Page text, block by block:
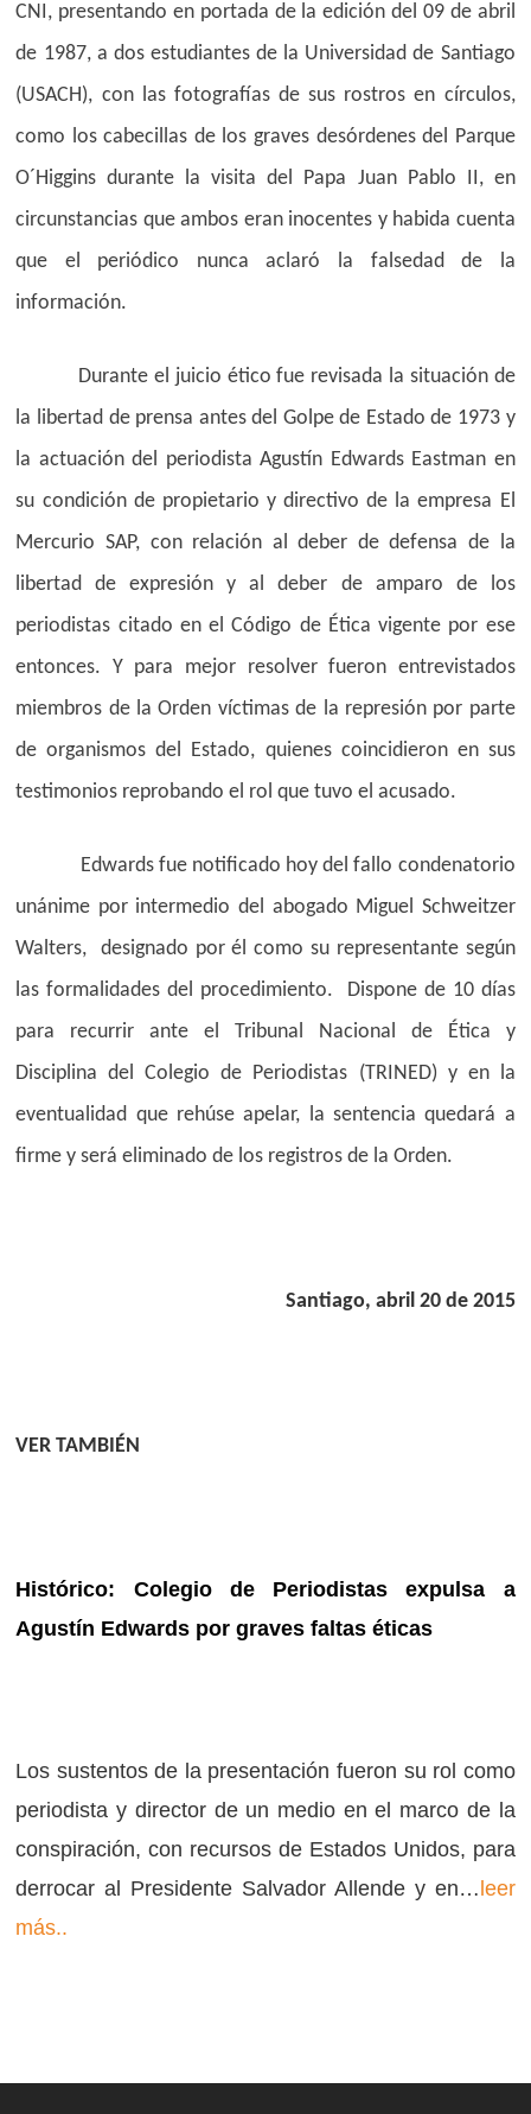
CNI, presentando en portada de la edición del 09 de abril
de 1987, a dos estudiantes de la Universidad de Santiago
(USACH), con las fotografías de sus rostros en círculos,
como los cabecillas de los graves desórdenes del Parque
O´Higgins durante la visita del Papa Juan Pablo II, en
circunstancias que ambos eran inocentes y habida cuenta
que el periódico nunca aclaró la falsedad de la
información.
Durante el juicio ético fue revisada la situación de
la libertad de prensa antes del Golpe de Estado de 1973 y
la actuación del periodista Agustín Edwards Eastman en
su condición de propietario y directivo de la empresa El
Mercurio SAP, con relación al deber de defensa de la
libertad de expresión y al deber de amparo de los
periodistas citado en el Código de Ética vigente por ese
entonces. Y para mejor resolver fueron entrevistados
miembros de la Orden víctimas de la represión por parte
de organismos del Estado, quienes coincidieron en sus
testimonios reprobando el rol que tuvo el acusado.
Edwards fue notificado hoy del fallo condenatorio
unánime por intermedio del abogado Miguel Schweitzer
Walters, designado por él como su representante según
las formalidades del procedimiento. Dispone de 10 días
para recurrir ante el Tribunal Nacional de Ética y
Disciplina del Colegio de Periodistas (TRINED) y en la
eventualidad que rehúse apelar, la sentencia quedará a
firme y será eliminado de los registros de la Orden.
Santiago, abril 20 de 2015
VER TAMBIÉN
Histórico: Colegio de Periodistas expulsa a
Agustín Edwards por graves faltas éticas
Los sustentos de la presentación fueron su rol como
periodista y director de un medio en el marco de la
conspiración, con recursos de Estados Unidos, para
derrocar al Presidente Salvador Allende y en… leer
más..